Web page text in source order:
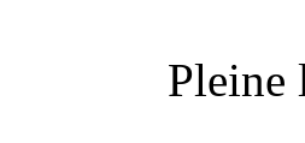
Pleine